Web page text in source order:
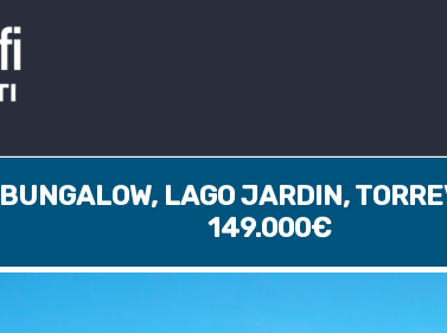
BUNGALOW, LAGO JARDIN,
149.000€